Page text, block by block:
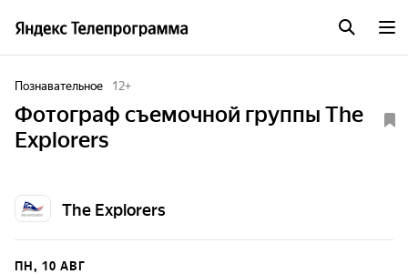
Познавательное 12+
Фотограф съемочной группы The
Explorers
The Explorers
ПН, 10 АВГ